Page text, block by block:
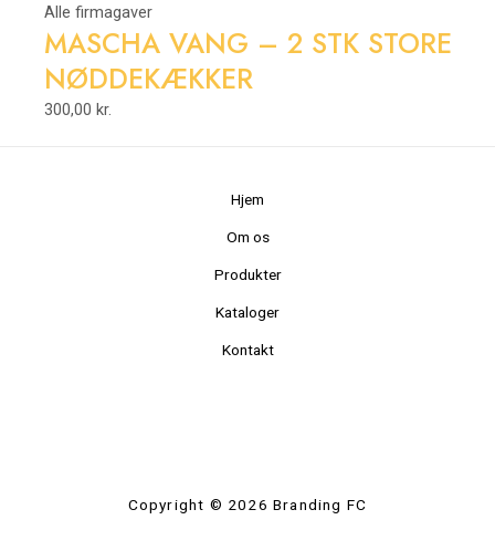
Alle firmagaver
MASCHA VANG – 2 STK STORE
NØDDEKÆKKER
300,00 kr.
Hjem
Om os
Produkter
Kataloger
Kontakt
Copyright © 2026 Branding FC